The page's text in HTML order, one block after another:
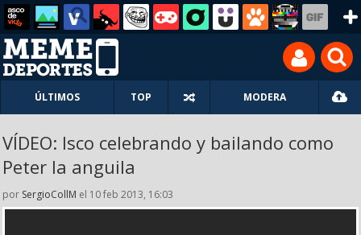
ÚLTIMOS TOP MODERA
VÍDEO: Isco celebrando y bailando como
Peter la anguila
por SergioCollM el 10 feb 2013, 16:03